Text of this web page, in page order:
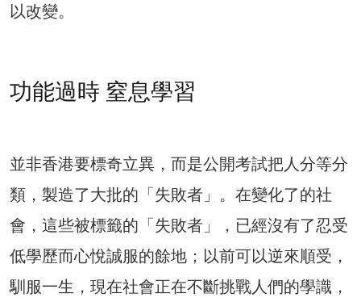
以改變。
功能過時 窒息學習
並非香港要標奇立異，而是公開考試把人分等分
類，製造了大批的「失敗者」。在變化了的社
會，這些被標籤的「失敗者」，已經沒有了忍受
低學歷而心悅誠服的餘地；以前可以逆來順受，
馴服一生，現在社會正在不斷挑戰人們的學識，